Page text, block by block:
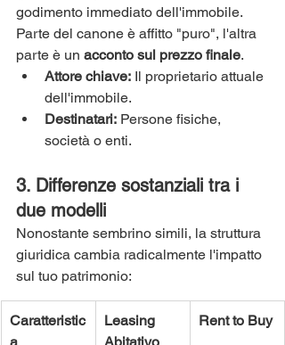
godimento immediato dell'immobile.
Parte del canone è affitto "puro", l'altra
parte è un acconto sul prezzo finale.
Attore chiave: Il proprietario attuale
dell'immobile.
Destinatari: Persone fisiche,
società o enti.
3. Differenze sostanziali tra i
due modelli
Nonostante sembrino simili, la struttura
giuridica cambia radicalmente l'impatto
sul tuo patrimonio:
Caratteristic
a
Leasing
Abitativo
Rent to Buy